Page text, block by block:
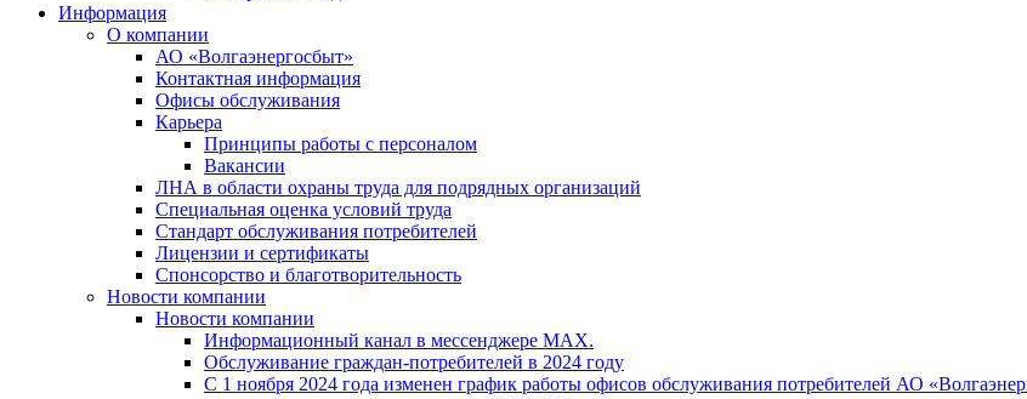
Информация
О компании
АО «Волгаэнергосбыт»
Контактная информация
Офисы обслуживания
Карьера
Принципы работы с персоналом
Вакансии
ЛНА в области охраны труда для подрядных организаций
Специальная оценка условий труда
Стандарт обслуживания потребителей
Лицензии и сертификаты
Спонсорство и благотворительность
Новости компании
Новости компании
Информационный канал в мессенджере MAX.
Обслуживание граждан-потребителей в 2024 году
С 1 ноября 2024 года изменен график работы офисов обслуживания потребителей АО